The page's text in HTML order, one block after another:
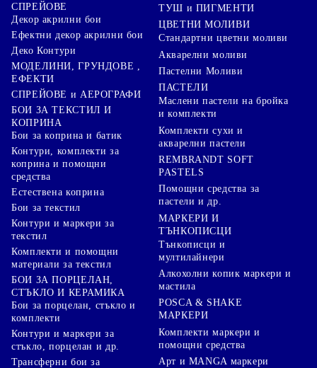
СПРЕЙОВЕ
Декор акрилни бои
Ефектни декор акрилни бои
Деко Контури
МОДЕЛИНИ, ГРУНДОВЕ ,
ЕФЕКТИ
СПРЕЙОВЕ и АЕРОГРАФИ
БОИ ЗА ТЕКСТИЛ И
КОПРИНА
Бои за коприна и батик
Контури, комплекти за
коприна и помощни
средства
Естествена коприна
Бои за текстил
Контури и маркери за
текстил
Комплекти и помощни
материали за текстил
БОИ ЗА ПОРЦЕЛАН,
СТЪКЛО И КЕРАМИКА
Бои за порцелан, стъкло и
комплекти
Контури и маркери за
стъкло, порцелан и др.
Трансферни бои за
ТУШ и ПИГМЕНТИ
ЦВЕТНИ МОЛИВИ
Стандартни цветни моливи
Акварелни моливи
Пастелни Моливи
ПАСТЕЛИ
Маслени пастели на бройка
и комплекти
Комплекти сухи и
акварелни пастели
REMBRANDT SOFT
PASTELS
Помощни средства за
пастели и др.
МАРКЕРИ И
ТЪНКОПИСЦИ
Тънкописци и
мултилайнери
Алкохолни копик маркери и
мастила
POSCA & SHAKE
МАРКЕРИ
Комплекти маркери и
помощни средства
Арт и MANGA маркери